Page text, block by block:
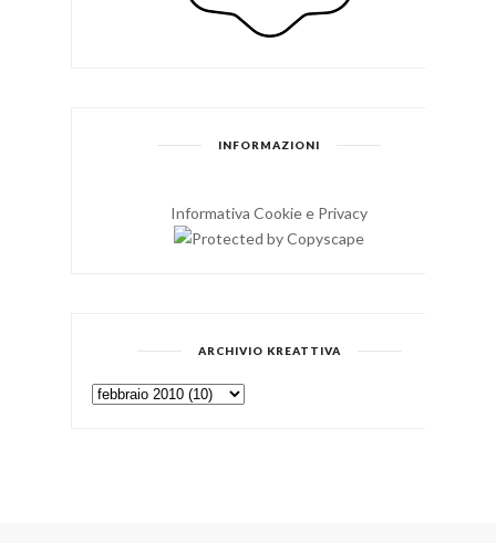
INFORMAZIONI
Informativa Cookie e Privacy
ARCHIVIO KREATTIVA